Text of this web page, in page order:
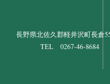
長野県北佐久郡軽井沢町長倉
TEL 0267-46-8684